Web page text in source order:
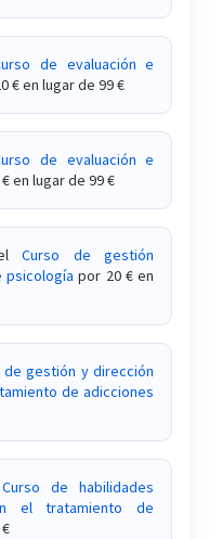
de la disfunción
de la enuresis y
de la eyaculación
la ludopatía
los trastornos de
los trastornos del
del trastorno de
de evaluación e
€ en lugar de 99 €
de evaluación e
en lugar de 99 €
elCurso de gestión
psicología por 20 € en
de gestión y dirección
de adicciones
Curso de habilidades
el tratamiento de